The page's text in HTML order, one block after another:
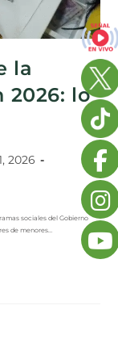
la
2026: lo
2026
sociales del Gobierno
de menores…